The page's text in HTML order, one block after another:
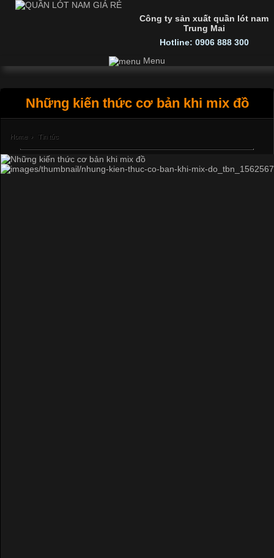
Công ty sản xuất quần lót nam
Trung Mai
Hotline: 0906 888 300
Menu
Những kiến thức cơ bản khi mix đồ
Home › Tin tức